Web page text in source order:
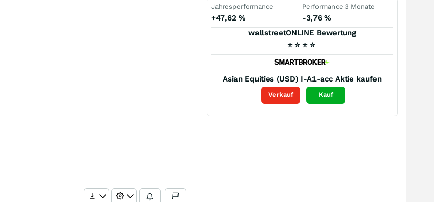
Jahresperformance
+47,62 %
Performance 3 Monate
-3,76%
wallstreetONLINE Bewertung
⭐ ⭐ ⭐ ⭐
Asian Equities (USD) I-A1-acc Aktie kaufen
Verkauf Kauf